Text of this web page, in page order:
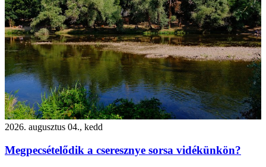
2026. augusztus 04., kedd
Megpecsételődik a cseresznye sorsa vidékünkön?